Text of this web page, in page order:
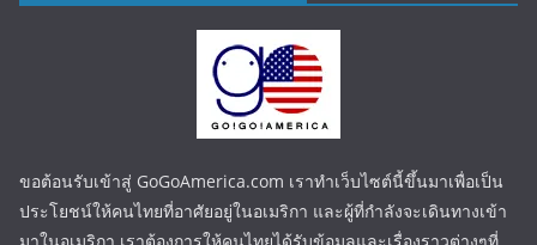
ขอต้อนรับเข้าสู่ GoGoAmerica.com เราทำเว็บไซต์นี้ขึ้นมาเพื่อเป็น
ประโยชน์ให้คนไทยที่อาศัยอยู่ในอเมริกา และผู้ที่กำลังจะเดินทางเข้า